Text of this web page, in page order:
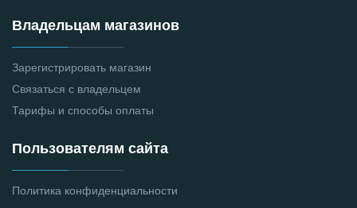
Владельцам магазинов
Зарегистрировать магазин
Связаться с владельцем
Тарифы и способы оплаты
Пользователям сайта
Политика конфиденциальности